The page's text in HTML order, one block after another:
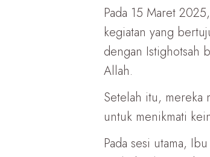
Pada 15 Maret
kegiatan yang
dengan Istighotsah
Allah.
Setelah itu, mereka
untuk menikmati
Pada sesi utama,